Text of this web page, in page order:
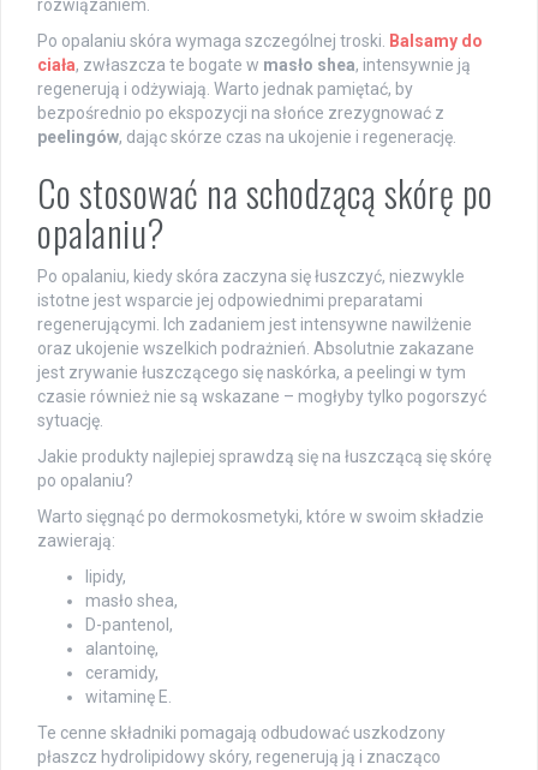
rozwiązaniem.
Po opalaniu skóra wymaga szczególnej troski.
Balsamy do
ciała, zwłaszcza te bogate w masło shea, intensywnie ją
regenerują i odżywiają. Warto jednak pamiętać, by
bezpośrednio po ekspozycji na słońce zrezygnować z
peelingów, dając skórze czas na ukojenie i regenerację.
Co stosować na schodzącą skórę po
opalaniu?
Po opalaniu, kiedy skóra zaczyna się łuszczyć, niezwykle
istotne jest wsparcie jej odpowiednimi preparatami
regenerującymi. Ich zadaniem jest intensywne nawilżenie
oraz ukojenie wszelkich podrażnień. Absolutnie zakazane
jest zrywanie łuszczącego się naskórka, a peelingi w tym
czasie również nie są wskazane – mogłyby tylko pogorszyć
sytuację.
Jakie produkty najlepiej sprawdzą się na łuszczącą się skórę
po opalaniu?
Warto sięgnąć po dermokosmetyki, które w swoim składzie
zawierają:
lipidy,
masło shea,
D-pantenol,
alantoinę,
ceramidy,
witaminę E.
Te cenne składniki pomagają odbudować uszkodzony
płaszcz hydrolipidowy skóry, regenerują ją i znacząco